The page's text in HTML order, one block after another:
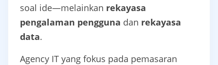
soal ide—melainkan rekayasa
pengalaman pengguna dan rekayasa
data.
Agency IT yang fokus pada pemasaran